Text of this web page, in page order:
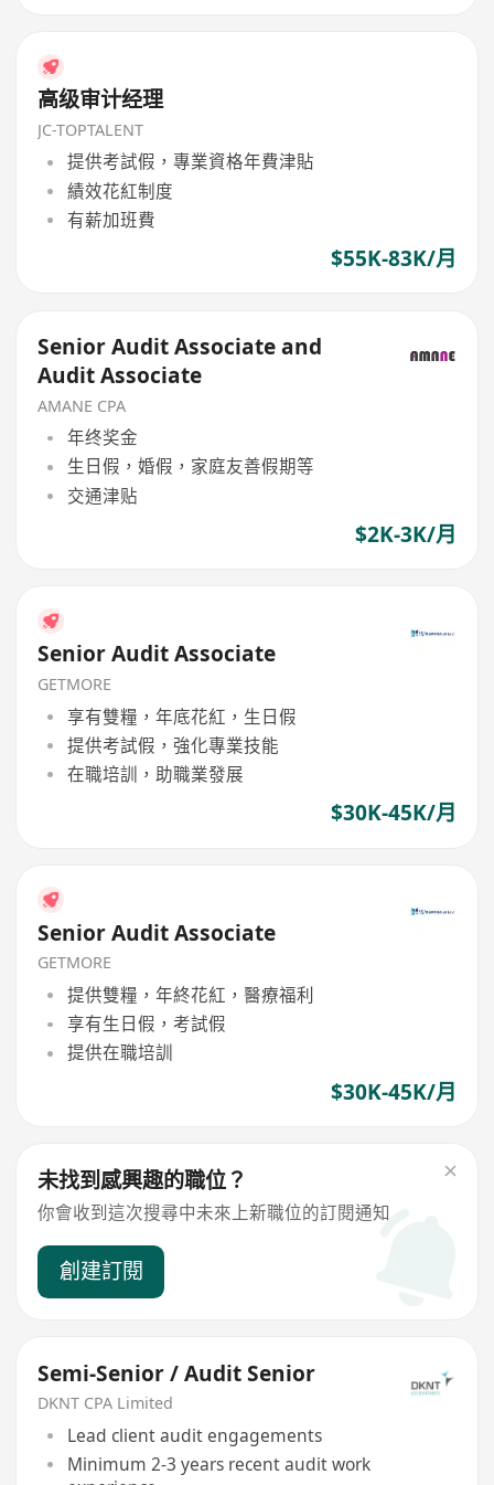
高级审计经理
JC-TOPTALENT
提供考試假，專業資格年費津貼
績效花紅制度
有薪加班費
$55K-83K/月
Senior Audit Associate and
Audit Associate
AMANE CPA
年终奖金
生日假，婚假，家庭友善假期等
交通津贴
$2K-3K/月
Senior Audit Associate
GETMORE
享有雙糧，年底花紅，生日假
提供考試假，強化專業技能
在職培訓，助職業發展
$30K-45K/月
Senior Audit Associate
GETMORE
提供雙糧，年終花紅，醫療福利
享有生日假，考試假
提供在職培訓
$30K-45K/月
未找到感興趣的職位？
你會收到這次搜尋中未來上新職位的訂閱通知
創建訂閱
Semi-Senior / Audit Senior
DKNT CPA Limited
Lead client audit engagements
Minimum 2-3 years recent audit work